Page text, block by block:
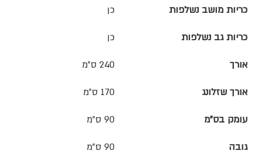
כריות מושב נשלפות כן
כריות גב נשלפות כן
אורך 240 ס"מ
אורך שזלונג 170 ס"מ
עומק בס"מ 90 ס"מ
גובה 90 ס"מ